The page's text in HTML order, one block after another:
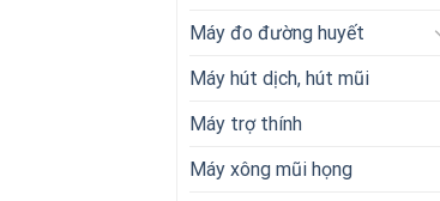
Máy đo đường huyết
Máy hút dịch, hút mũi
Máy trợ thính
Máy xông mũi họng